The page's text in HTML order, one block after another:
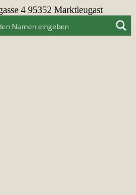
4 95352 Marktleugast